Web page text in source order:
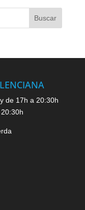
de 17h a 20:30h